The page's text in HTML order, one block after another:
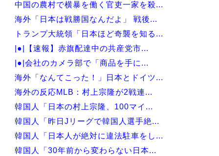
中国の農村で横暴を働く官吏一家を殺...
海外「日本は戦勝国なんだよ」 戦後...
トランプ大統領「日本ほど奇襲を知る...
|●|【速報】赤旗配達中の共産党市...
|●|会社のカメラ部で「商品を手に...
海外「なんてこった！」日本とドイツ...
海外の反応MLB：村上宗隆が2戦連...
韓国人「日本の村上宗隆、100マイ...
韓国人「昨日Jリーグで韓国人選手絶...
韓国人「日本人が絶対に違法駐車をし...
韓国人「30年前から変わらない日本...